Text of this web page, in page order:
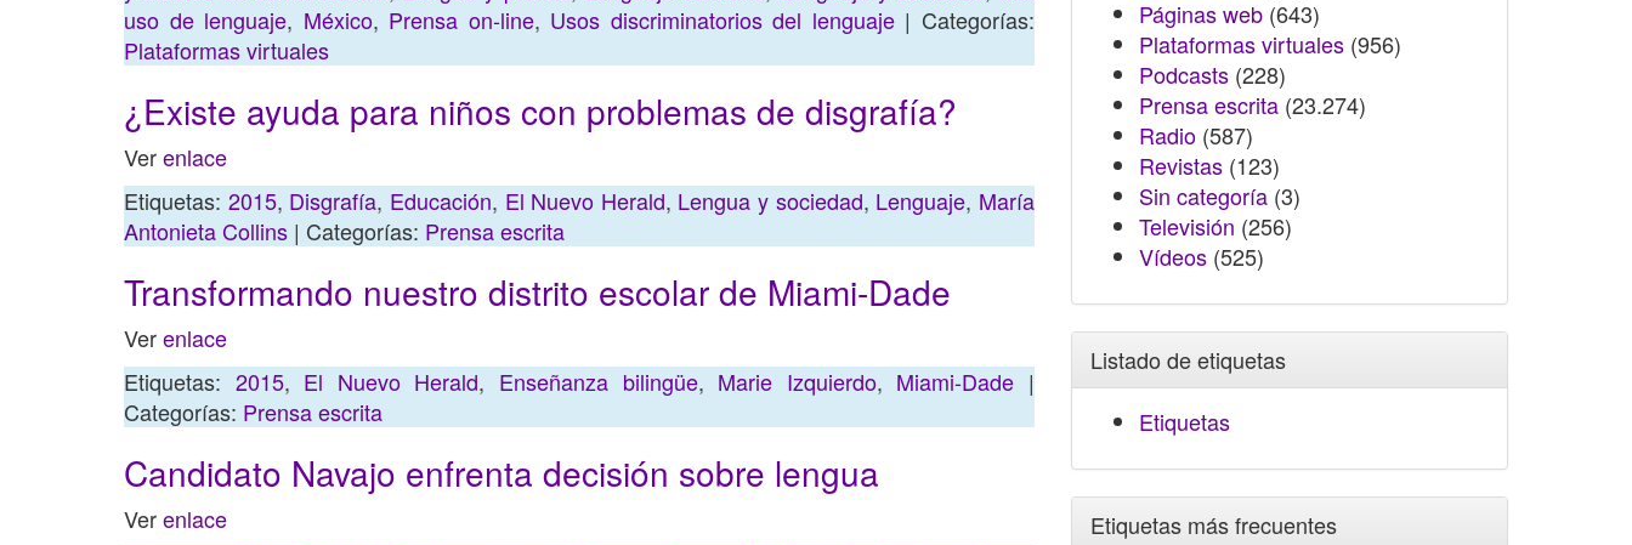
uso de lenguaje, México, Prensa on-line, Usos discriminatorios del lenguaje| Categorías:
Plataformas virtuales
¿Existe ayuda para niños con problemas de disgrafía?
Verenlace
Etiquetas: 2015, Disgrafía, Educación, El Nuevo Herald, Lengua y sociedad, Lenguaje, María
Antonieta Collins | Categorías: Prensa escrita
Transformando nuestro distrito escolar de Miami-Dade
Verenlace
Etiquetas: 2015, El Nuevo Herald, Enseñanza bilingüe, Marie Izquierdo, Miami-Dade |
Categorías: Prensa escrita
Candidato Navajo enfrenta decisión sobre lengua
Verenlace
Páginas web (643)
Plataformas virtuales (956)
Podcasts (228)
Prensa escrita (23.274)
Radio (587)
Revistas (123)
Sin categoría (3)
Televisión (256)
Vídeos (525)
Listado de etiquetas
Etiquetas
Etiquetas más frecuentes